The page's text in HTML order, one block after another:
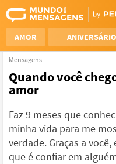
AMOR ANIVERSÁRIO
REFLEXÃO
NAMORO
Mensagens
Quando você
amor
Faz 9 meses que
minha vida para me
verdade. Graças a
que é confiar em